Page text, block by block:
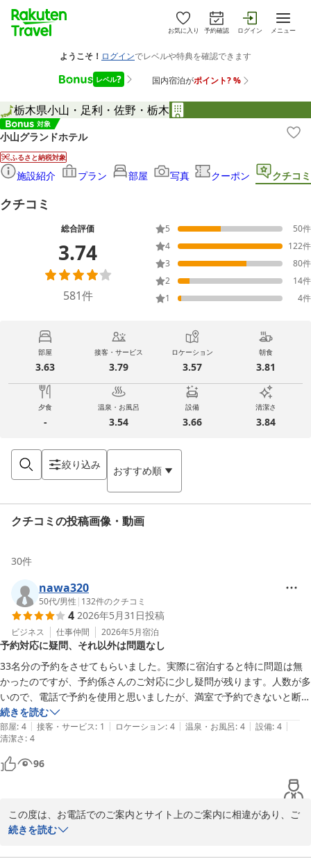
お気に入り 予約確認 ログイン メニュー
栃木県小山・足利・佐野・栃木
小山グランドホテル
ふるさと納税対象
施設紹介 プラン 部屋 写真 クーポン クチコミ
クチコミ
総合評価
3.74
581件
5 50件
4
122件
3
80件
2
14件
1
4件
部屋
3.63
接客・サービス
3.79
ロケーション
3.57
朝食
3.81
夕食
-
温泉・お風呂
3.54
設備
3.66
清潔さ
3.84
絞り込み おすすめ順
クチコミの投稿画像・動画
30件
nawa320
50代/男性 | 132件のクチコミ
4 2026年5月31日投稿
ビジネス 仕事仲間 2026年5月宿泊
予約対応に疑問、それ以外は問題なし
33名分の予約をさせてもらいました。実際に宿泊すると特に問題は無
かったのですが、予約係さんのご対応に少し疑問が残ります。人数が多
いので、電話で予約を使用と思いましたが、満室で予約できないと断ら
れました。
予約できないかと焦ってしましたが、楽天で予約すると普通に予約でき
ました。それだったら、「サイトで予約をお願いします」とか「楽天か
ら予約をお願いします」とか教えてほしかったです。その対応だけが不
満でした。
続きを読む
部屋: 4 | 接客・サービス: 1 | ロケーション: 4 | 温泉・お風呂: 4 | 設備: 4 |
清潔さ: 4
96
この度は、お電話でのご案内とサイト上のご案内に相違があり、ご
不快な思いをお掛けしましたこと、深くお詫び申し上げます。
てしまったことを大変申し訳なく存じます。
続きを読む